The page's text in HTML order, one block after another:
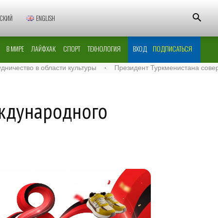
ENGLISH
В МИРЕ ЛАЙФХАК СПОРТ ТЕХНОЛОГИЯ ВХОД ПОДПИСАТЬСЯ
в области культуры · Президент Туркменистана совершил